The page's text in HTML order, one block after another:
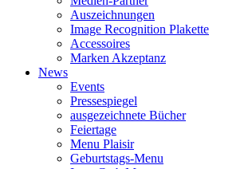
Auszeichnungen
Image Recognition Plakette
Accessoires
Marken Akzeptanz
News
Events
Pressespiegel
ausgezeichnete Bücher
Feiertage
Menu Plaisir
Geburtstags-Menu